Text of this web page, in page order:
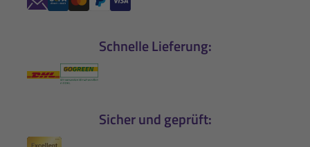
Schnelle Lieferung:
Sicher und geprüft: